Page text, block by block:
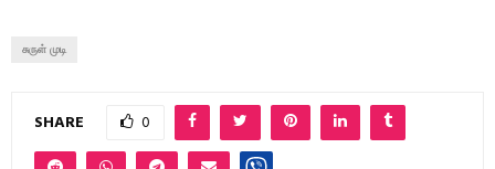
சுருள் முடி
SHARE 0